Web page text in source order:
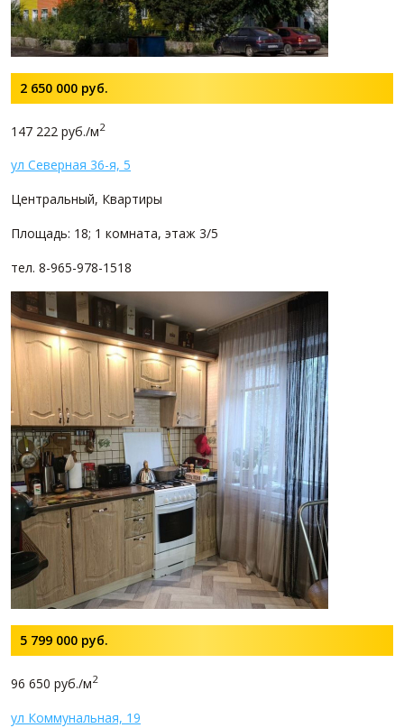
2 650 000 руб.
147 222 руб./м2
ул Северная 36-я, 5
Центральный, Квартиры
Площадь: 18; 1 комната, этаж 3/5
тел. 8-965-978-1518
5 799 000 руб.
96 650 руб./м2
ул Коммунальная, 19